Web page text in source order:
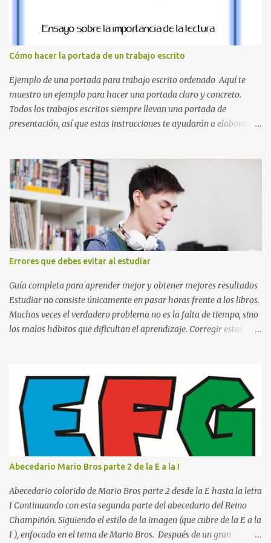
la Q en amarillo brillante, junto con la N y la P en un verde
inspirado en los niveles de los juegos. Formas icónicas : No te
pierdas la letra O , diseñada con ese estilo geométrico tan carac...
Cómo hacer la portada de un trabajo escrito
Ejemplo de una portada para trabajo escrito ordenado Aquí te
muestro un ejemplo para hacer una portada claro y concreto.
Todos los trabajos escritos siempre llevan una portada de
presentación, así que estas instrucciones te ayudarán a elaborar
compartir el enlace de este artículo para que así como a ti también
ellos se puedan guiar con esta explicación. Los datos esenciales
para una portada para presentar un trabajo escrito a mano o
impreso son los siguientes y en este orden: Nombre de la escuela o
del instituto (Es muy importante este dato) Título del trabajo
(Puede ser: Ensayo sobre la lectura, o Informe de computación)
Nombre completo del alumno que va a presentar dicho trabajo
escrito La clase, materia ó asignatura Grupo Nombre del maestro
o catedrático Ciudad y fecha...
Errores que debes evitar al estudiar
Guía completa para aprender mejor y obtener mejores resultados
Estudiar no consiste únicamente en pasar horas frente a los libros.
Muchas veces el verdadero problema no es la falta de tiempo, sino
los malos hábitos que dificultan el aprendizaje. Corregir estos
cuáles son los errores más comunes al estudiar, por qué afectan tu
rendimiento y qué puedes hacer para evitarlos. Si eres estudiante
de primaria, secundaria, bachillerato o universidad, estos consejos
te ayudarán a desarrollar hábitos de estudio mucho más efectivos.
¿Por qué es importante identificar los errores al estudiar? Muchas
personas creen que estudiar durante varias horas garantiza
buenos resultados. Sin embargo, la calidad del estudio es mucho
más importante que la cantidad de tiempo invertido. Cuando
detectas y corrige...
Abecedario Mario Bros parte 2 de la E a la I
Abecedario colorido de Mario Bros parte 2 desde la E hasta la letra
I Continuando con esta segunda parte del abecedario del Reino
Champiñón. Siguiendo el estilo de la imagen (que cubre de la E a la
I ), enfocado en el tema de Mario Bros. Después de un gran